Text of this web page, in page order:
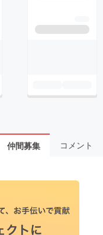
仲間募集 コメント